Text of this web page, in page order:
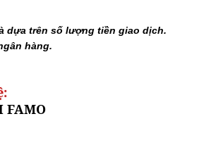
dựa trên số lượng tiền giao dịch.
hàng.
FAMO